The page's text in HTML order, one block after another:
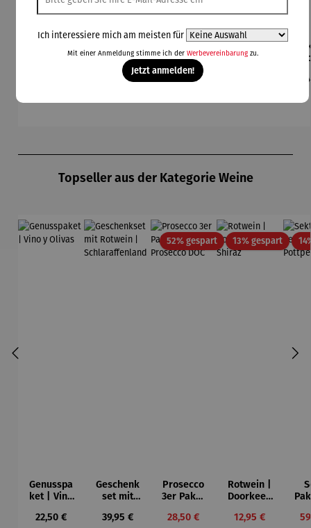
erkühler
aus
Edelstahl
Regulärer Preis:
59,95 €
erkühler
MONACO
Regulärer Preis:
249,00 €
erkühler
Topseller aus der Kategorie Weine
Genusspa
ket | Vino
Regulärer Preis:
22,50 €
Geschenk
set mit
Schlaraffe
Regulärer Preis:
39,95 €
52% gespartRabatt
Prosecco
3er Paket
Prosecco
Verkaufspreis:
28,50 €
13% gespartRabatt
Rotwein |
Doorkeep
Verkaufspreis:
12,95 €
Ich interessiere mich am meisten für
Mit einer Anmeldung stimme ich der Werbevereinbarungzu.
Jetzt anmelden!